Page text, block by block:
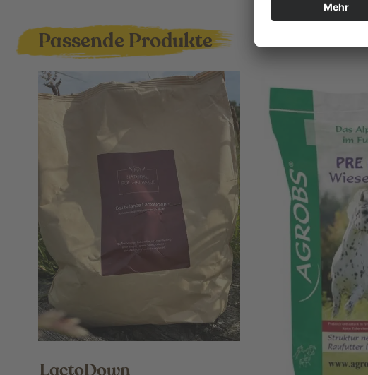
Passende Produkte
LactoDown